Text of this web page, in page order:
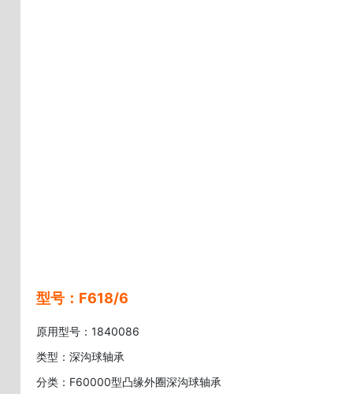
型号：F618/6
原用型号：1840086
类型：深沟球轴承
分类：F60000型凸缘外圈深沟球轴承